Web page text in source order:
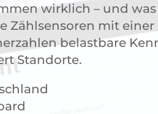
wirklich – und
Zählsensoren mit
belastbare
Standorte.